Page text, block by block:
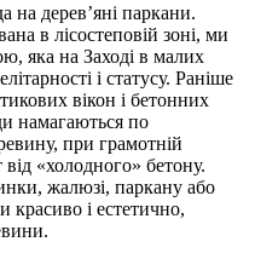
на дерев’яні паркани.
в лісостеповій зоні, ми
яка на Заході в малих
і статусу. Раніше
вікон і бетонних
намагаються по
при грамотній
«холодного» бетону.
жалюзі, паркану або
красиво і естетично,